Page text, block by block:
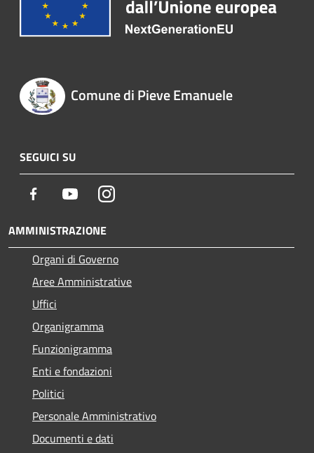
Comune di Pieve Emanuele
SEGUICI SU
Facebook YoutubeInstagram
AMMINISTRAZIONE
Organi di Governo
Aree Amministrative
Uffici
Organigramma
Funzionigramma
Enti e fondazioni
Politici
Personale Amministrativo
Documenti e dati